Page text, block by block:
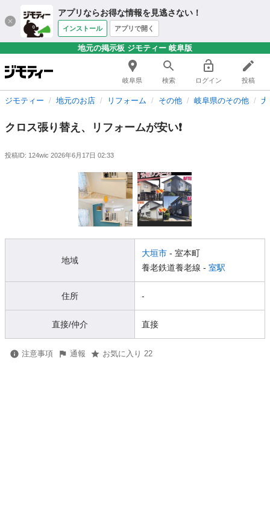
アプリならお得な情報を見逃さない！
インストール アプリで開く
地元の掲示板 ジモティー 岐阜版
岐阜県 検索 ログイン 投稿
ジモティー 地元のお店 リフォーム その他 岐阜県のその他
クロス張り替え、リフォームが安い❗️
投稿ID: 124wic 2026年6月17日 02:33
地域
大垣市 - 室本町
養老鉄道養老線 - 室駅
住所 -
直接/仲介 直接
注意事項 通報 お気に入り 22